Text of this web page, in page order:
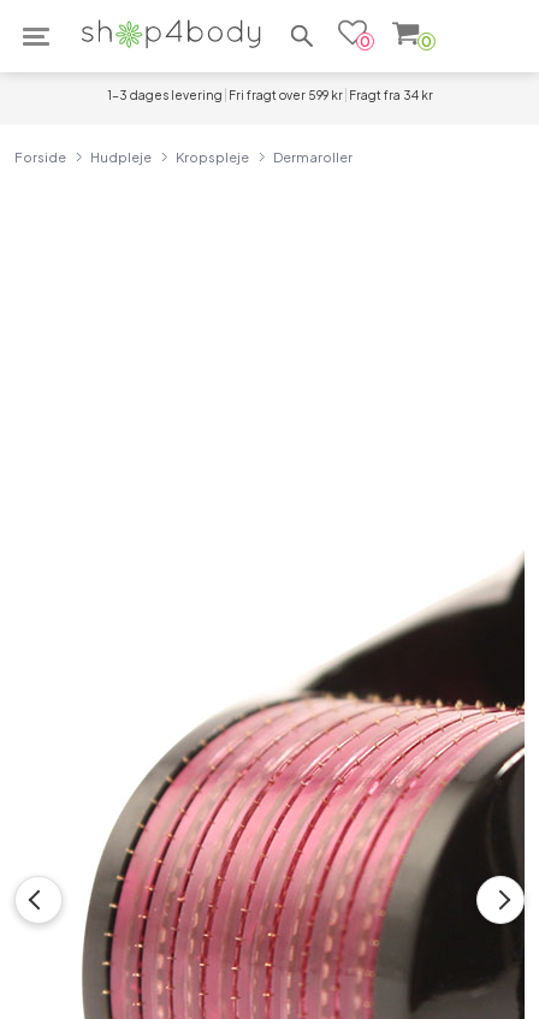
Søg efter produkter
0 0
1-3 dages levering Fri fragt over 599 kr Fragt fra 34 kr
Forside Hudpleje Kropspleje Dermaroller